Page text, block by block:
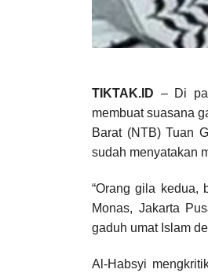
TIKTAK.ID – Di
membuat suasana
Barat (NTB) Tuan
sudah menyatakan
“Orang gila kedua,
Monas, Jakarta
gaduh umat Islam
Al-Habsyi